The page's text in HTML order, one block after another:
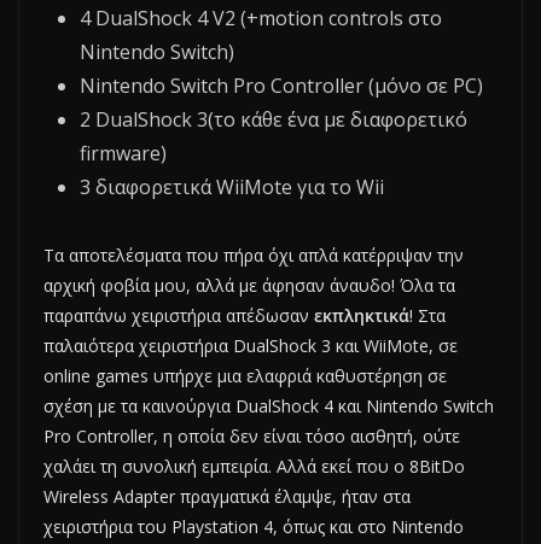
4 DualShock 4 V2 (+motion controls στο
Nintendo Switch)
Nintendo Switch Pro Controller (μόνο σε PC)
2 DualShock 3(το κάθε ένα με διαφορετικό
firmware)
3 διαφορετικά WiiMote για το Wii
Τα αποτελέσματα που πήρα όχι απλά κατέρριψαν την
αρχική φοβία μου, αλλά με άφησαν άναυδο! Όλα τα
παραπάνω χειριστήρια απέδωσαν εκπληκτικά! Στα
παλαιότερα χειριστήρια DualShock 3 και WiiMote, σε
online games υπήρχε μια ελαφριά καθυστέρηση σε
σχέση με τα καινούργια DualShock 4 και Nintendo Switch
Pro Controller, η οποία δεν είναι τόσο αισθητή, ούτε
χαλάει τη συνολική εμπειρία. Αλλά εκεί που ο 8BitDo
Wireless Adapter πραγματικά έλαμψε, ήταν στα
χειριστήρια του Playstation 4, όπως και στο Nintendo